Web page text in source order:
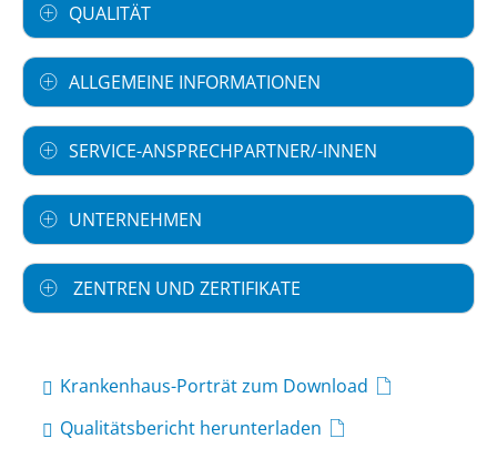
QUALITÄT
ALLGEMEINE INFORMATIONEN
SERVICE-ANSPRECHPARTNER/-INNEN
UNTERNEHMEN
ZENTREN UND ZERTIFIKATE
Krankenhaus-Porträt zum Download
Qualitätsbericht herunterladen